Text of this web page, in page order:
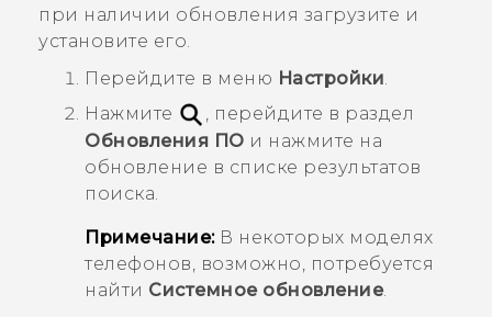
при наличии обновления загрузите и
установите его.
Перейдите в меню Настройки
Нажмите
, перейдите в раздел
Обновления ПО и нажмите на
обновление в списке результатов
поиска.
Примечание:В некоторых моделях
телефонов, возможно, потребуется
найти Системное обновление.